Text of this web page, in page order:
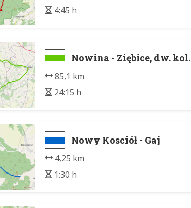
4:45 h
Nowina - Ziębice, dw. kol.
85,1 km
24:15 h
Nowy Kosciół - Gaj
4,25 km
1:30 h